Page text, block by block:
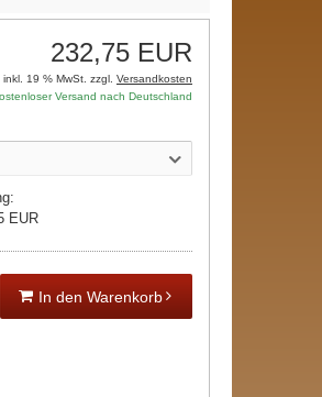
232,75 EUR
inkl. 19 % MwSt. zzgl. Versandkosten
Versand nach Deutschland
EUR
In den Warenkorb